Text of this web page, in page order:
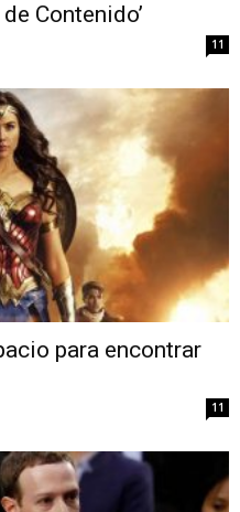
Contenido’
11
para encontrar
11